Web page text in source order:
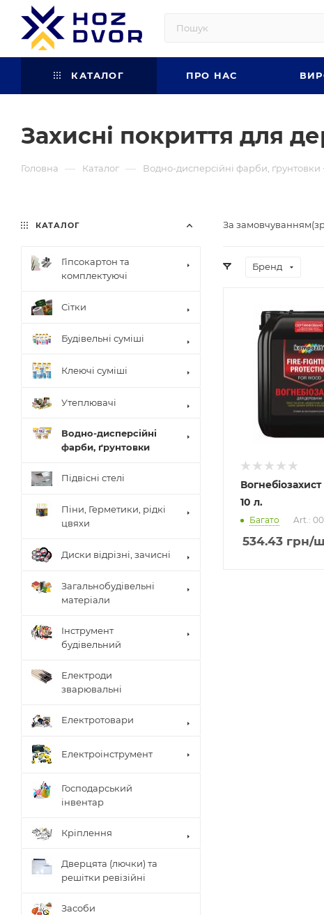
КАТАЛОГ ПРО НАС
Захисні покриття для
Головна — Каталог — Водно-дисперсійні фарби, ґрунтовки
За
Бренд
10 л.
Багато Art.:
534.43 грн/
КАТАЛОГ
Гіпсокартон та
комплектуючі
Сітки
Будівельні суміші
Клеючі суміші
Утеплювачі
Водно-дисперсійні
фарби, ґрунтовки
Підвісні стелі
Піни, Герметики, рідкі
цвяхи
Диски відрізні, зачисні
Загальнобудівельні
матеріали
Інструмент
будівельний
Електроди
зварювальні
Електротовари
Електроінструмент
Господарський
інвентар
Кріплення
Дверцята (лючки) та
решітки ревізійні
Засоби